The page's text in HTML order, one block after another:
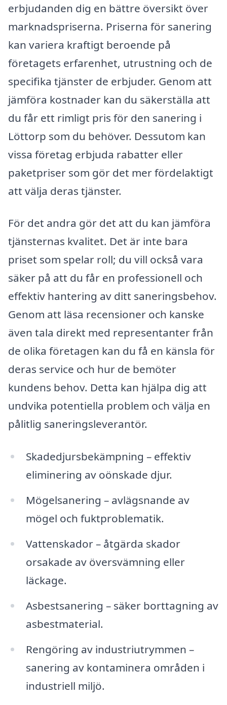
erbjudanden dig en bättre översikt över
marknadspriserna. Priserna för sanering
kan variera kraftigt beroende på
företagets erfarenhet, utrustning och de
specifika tjänster de erbjuder. Genom att
jämföra kostnader kan du säkerställa att
du får ett rimligt pris för den sanering i
Löttorp som du behöver. Dessutom kan
vissa företag erbjuda rabatter eller
paketpriser som gör det mer fördelaktigt
att välja deras tjänster.
För det andra gör det att du kan jämföra
tjänsternas kvalitet. Det är inte bara
priset som spelar roll; du vill också vara
säker på att du får en professionell och
effektiv hantering av ditt saneringsbehov.
Genom att läsa recensioner och kanske
även tala direkt med representanter från
de olika företagen kan du få en känsla för
deras service och hur de bemöter
kundens behov. Detta kan hjälpa dig att
undvika potentiella problem och välja en
pålitlig saneringsleverantör.
Skadedjursbekämpning – effektiv
eliminering av oönskade djur.
Mögelsanering – avlägsnande av
mögel och fuktproblematik.
Vattenskador – åtgärda skador
orsakade av översvämning eller
läckage.
Asbestsanering – säker borttagning av
asbestmaterial.
Rengöring av industriutrymmen –
sanering av kontaminera områden i
industriell miljö.